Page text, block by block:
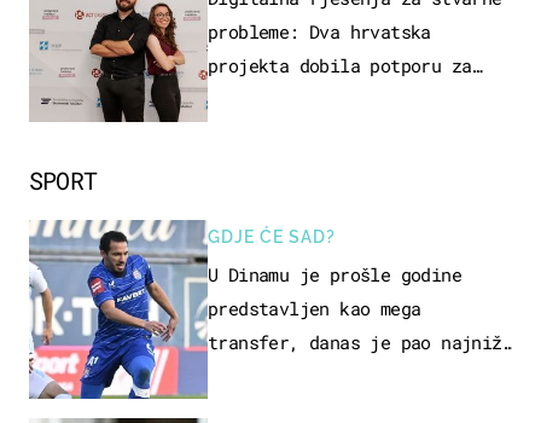
SPORT
GDJE ĆE SAD?
U Dinamu je prošle godine
predstavljen kao mega
transfer, danas je pao najniže
probleme: Dva hrvatska
projekta dobila potporu za